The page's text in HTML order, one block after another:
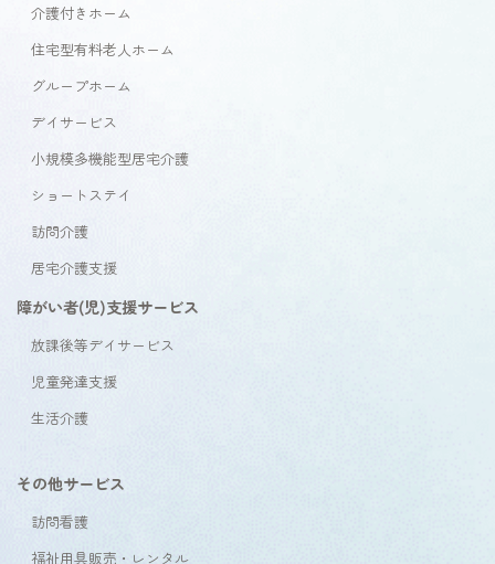
介護付きホーム
住宅型有料老人ホーム
グループホーム
デイサービス
小規模多機能型居宅介護
ショートステイ
訪問介護
居宅介護支援
障がい者(児)支援サービス
放課後等デイサービス
児童発達支援
生活介護
その他サービス
訪問看護
福祉用具販売・レンタル